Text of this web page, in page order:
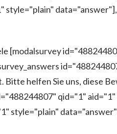
style="plain"
[modalsurvey
helfen Sie uns, diese
qid="1"
style="plain"